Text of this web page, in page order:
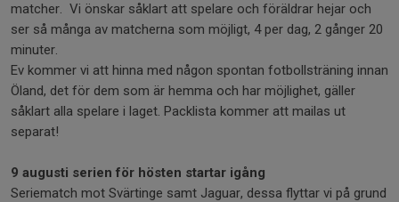
matcher. Vi önskar såklart att spelare och föräldrar hejar och
ser så många av matcherna som möjligt, 4 per dag, 2 gånger 20
minuter.
Ev kommer vi att hinna med någon spontan fotbollsträning innan
Öland, det för dem som är hemma och har möjlighet, gäller
såklart alla spelare i laget. Packlista kommer att mailas ut
separat!
9 augusti serien för hösten startar igång
Seriematch mot Svärtinge samt Jaguar, dessa flyttar vi på grund